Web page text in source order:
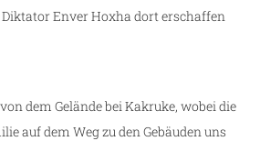
Enver Hoxha dort erschaffen
dem Gelände bei Kakruke, wobei die
auf dem Weg zu den Gebäuden uns